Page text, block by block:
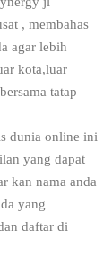
, membahas
agar lebih
kota,luar
tatap
dunia online ini
yang dapat
kan nama anda
yang
daftar di